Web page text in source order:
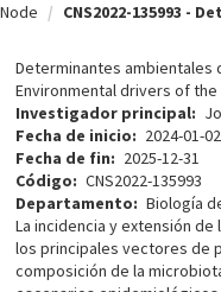
Node CNS2022-135993 -
Determinantes ambientales
Environmental drivers of
Investigador principal
Fecha de inicio
2024-01-02
Fecha de fin
2025-12-31
Código
CNS2022-135993
Departamento
Biología
La incidencia y extensión
los principales vectores de
composición de la